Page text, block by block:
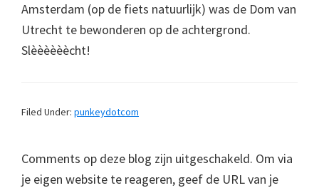
Amsterdam (op de fiets natuurlijk) was de Dom van
Utrecht te bewonderen op de achtergrond.
Slèèèèèècht!
Filed Under: punkeydotcom
Comments op deze blog zijn uitgeschakeld. Om via
je eigen website te reageren, geef de URL van je